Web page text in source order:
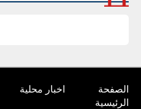
الصفحة
الرئيسية
اخبار محلية